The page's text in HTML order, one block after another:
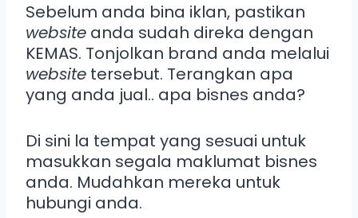
Sebelum anda bina iklan, pastikan
website anda sudah direka dengan
KEMAS. Tonjolkan brand anda melalui
website tersebut. Terangkan apa
yang anda jual.. apa bisnes anda?
Di sini la tempat yang sesuai untuk
masukkan segala maklumat bisnes
anda. Mudahkan mereka untuk
hubungi anda.